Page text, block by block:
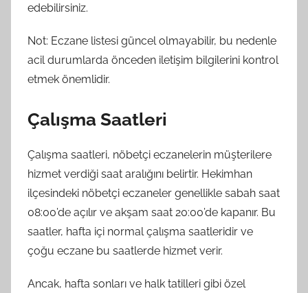
edebilirsiniz.
Not: Eczane listesi güncel olmayabilir, bu nedenle
acil durumlarda önceden iletişim bilgilerini kontrol
etmek önemlidir.
Çalışma Saatleri
Çalışma saatleri, nöbetçi eczanelerin müşterilere
hizmet verdiği saat aralığını belirtir. Hekimhan
ilçesindeki nöbetçi eczaneler genellikle sabah saat
08:00’de açılır ve akşam saat 20:00’de kapanır. Bu
saatler, hafta içi normal çalışma saatleridir ve
çoğu eczane bu saatlerde hizmet verir.
Ancak, hafta sonları ve halk tatilleri gibi özel